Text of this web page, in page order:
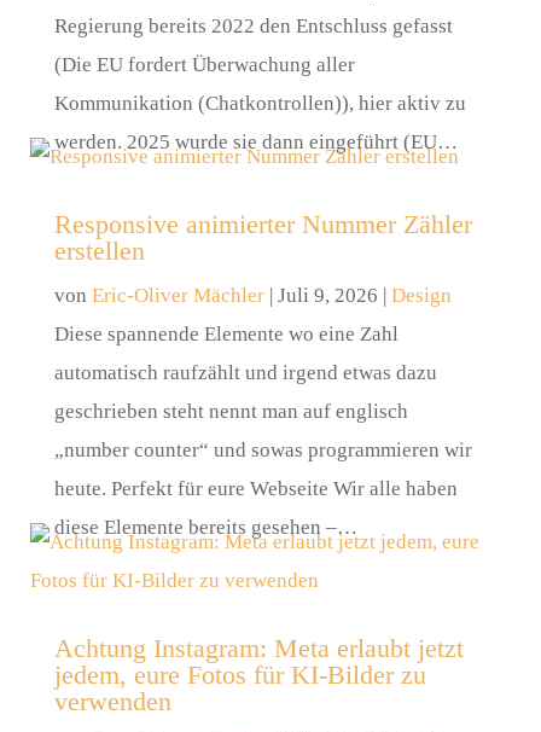
Regierung bereits 2022 den Entschluss gefasst
(Die EU fordert Überwachung aller
Kommunikation (Chatkontrollen)), hier aktiv zu
werden. 2025 wurde sie dann eingeführt (EU…
Responsive animierter Nummer Zähler
erstellen
von Eric-Oliver Mächler| Juli 9, 2026 | Design
Diese spannende Elemente wo eine Zahl
automatisch raufzählt und irgend etwas dazu
geschrieben steht nennt man auf englisch
„number counter“ und sowas programmieren wir
heute. Perfekt für eure Webseite Wir alle haben
diese Elemente bereits gesehen –…
Achtung Instagram: Meta erlaubt jetzt
jedem, eure Fotos für KI-Bilder zu
verwenden